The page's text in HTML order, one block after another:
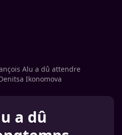
Alu a dû attendre
Ikonomova
a dû